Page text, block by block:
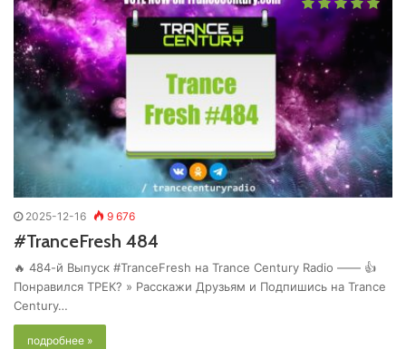
2025-12-16 9 676
#TranceFresh 484
🔥 484-й Выпуск #TranceFresh на Trance Century Radio —— 👍
Понравился ТРЕК? » Расскажи Друзьям и Подпишись на Trance
Century…
подробнее »